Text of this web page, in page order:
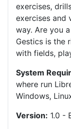
exercises,
exercises and
way. Are you
Gestics is the
with fields,
System
where run
Windows,
Version: 1.0 -